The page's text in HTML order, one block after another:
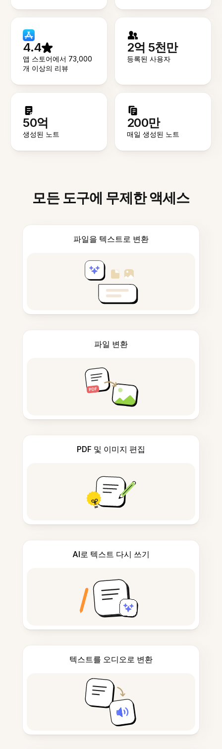
4.4
앱 스토어에서 73,000
개 이상의 리뷰
2억 5천만
등록된 사용자
50억
생성된 노트
200만
매일 생성된 노트
모든 도구에 무제한 액세스
파일을 텍스트로 변환
파일 변환
PDF 및 이미지 편집
AI로 텍스트 다시 쓰기
텍스트를 오디오로 변환